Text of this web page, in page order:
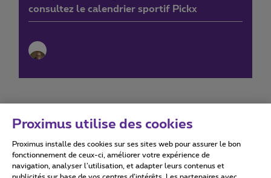
consultez le calendrier sportif Pickx
Conditions d'utilisation Accessibility statement
Proximus utilise des cookies
Proximus installe des cookies sur ses sites web pour assurer le bon
fonctionnement de ceux-ci, améliorer votre expérience de
navigation, analyser l’utilisation, et adapter leurs contenus et